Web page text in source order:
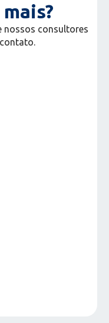
nossos consultores